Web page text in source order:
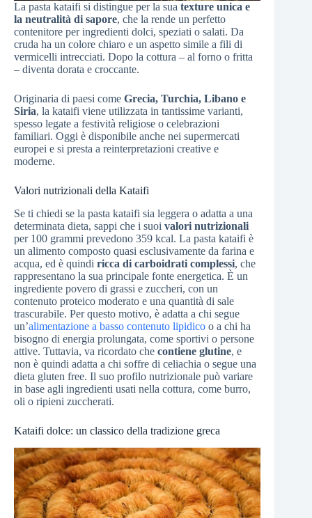
La pasta kataifi si distingue per la sua texture unica e
la neutralità di sapore, che la rende un perfetto
contenitore per ingredienti dolci, speziati o salati. Da
cruda ha un colore chiaro e un aspetto simile a fili di
vermicelli intrecciati. Dopo la cottura – al forno o fritta
– diventa dorata e croccante.
Originaria di paesi come Grecia, Turchia, Libano e
Siria, la kataifi viene utilizzata in tantissime varianti,
spesso legate a festività religiose o celebrazioni
familiari. Oggi è disponibile anche nei supermercati
europei e si presta a reinterpretazioni creative e
moderne.
Valori nutrizionali della Kataifi
Se ti chiedi se la pasta kataifi sia leggera o adatta a una
determinata dieta, sappi che i suoi valori nutrizionali
per 100 grammi prevedono 359 kcal. La pasta kataifi è
un alimento composto quasi esclusivamente da farina e
acqua, ed è quindi ricca di carboidrati complessi, che
rappresentano la sua principale fonte energetica. È un
ingrediente povero di grassi e zuccheri, con un
contenuto proteico moderato e una quantità di sale
trascurabile. Per questo motivo, è adatta a chi segue
un’alimentazione a basso contenuto lipidico o a chi ha
bisogno di energia prolungata, come sportivi o persone
attive. Tuttavia, va ricordato che contiene glutine, e
non è quindi adatta a chi soffre di celiachia o segue una
dieta gluten free. Il suo profilo nutrizionale può variare
in base agli ingredienti usati nella cottura, come burro,
oli o ripieni zuccherati.
Kataifi dolce: un classico della tradizione greca